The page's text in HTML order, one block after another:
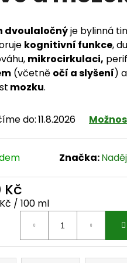
dvoulaločnýje bylinná
kognitivní funkce,
mikrocirkulaci,
(včetně očí a slyšení)
mozku.
do:11.8.2026
Značka:
Kč
cena:
/ 100 ml